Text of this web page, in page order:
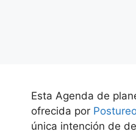
Esta Agenda de
ofrecida por
única intención de